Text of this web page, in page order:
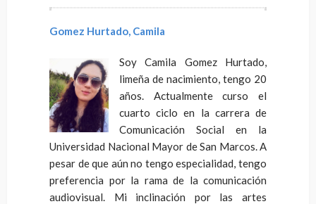
Gomez Hurtado, Camila
Soy Camila Gomez Hurtado,
limeña de nacimiento, tengo 20
años. Actualmente curso el
cuarto ciclo en la carrera de
Comunicación Social en la
Universidad Nacional Mayor de San Marcos. A
pesar de que aún no tengo especialidad, tengo
preferencia por la rama de la comunicación
audiovisual. Mi inclinación por las artes